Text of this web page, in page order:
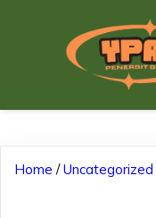
Home /Uncategorized